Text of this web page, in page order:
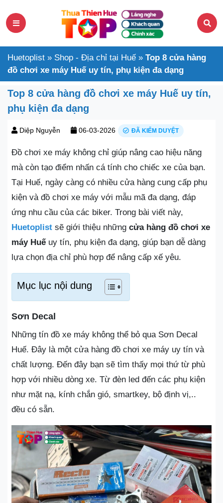
Huetoplist » Shop - Địa chỉ tại Huế » Top 8 cửa hàng
đồ chơi xe máy Huế uy tín, phụ kiện đa dạng
Top 8 cửa hàng đồ chơi xe máy Huế uy tín,
phụ kiện đa dạng
Diệp Nguyễn 06-03-2026 ĐÃ KIỂM DUYỆT
Đồ chơi xe máy không chỉ giúp nâng cao hiệu năng
mà còn tạo điểm nhấn cá tính cho chiếc xe của bạn.
Tại Huế, ngày càng có nhiều cửa hàng cung cấp phụ
kiện và đồ chơi xe máy với mẫu mã đa dạng, đáp
ứng nhu cầu của các biker. Trong bài viết này,
Huetoplist sẽ giới thiệu những cửa hàng đồ chơi xe
máy Huếuy tín, phụ kiện đa dạng, giúp bạn dễ dàng
lựa chọn địa chỉ phù hợp để nâng cấp xế yêu.
Mục lục nội dung
Sơn Decal
Những tín đồ xe máy không thể bỏ qua Sơn Decal
Huế. Đây là một cửa hàng đồ chơi xe máy uy tín và
chất lượng. Đến đây bạn sẽ tìm thấy mọi thứ từ phù
hợp với nhiều dòng xe. Từ đèn led đến các phụ kiện
như mặt nạ, kính chắn gió, smartkey, bộ định vị,..
đều có sẵn.